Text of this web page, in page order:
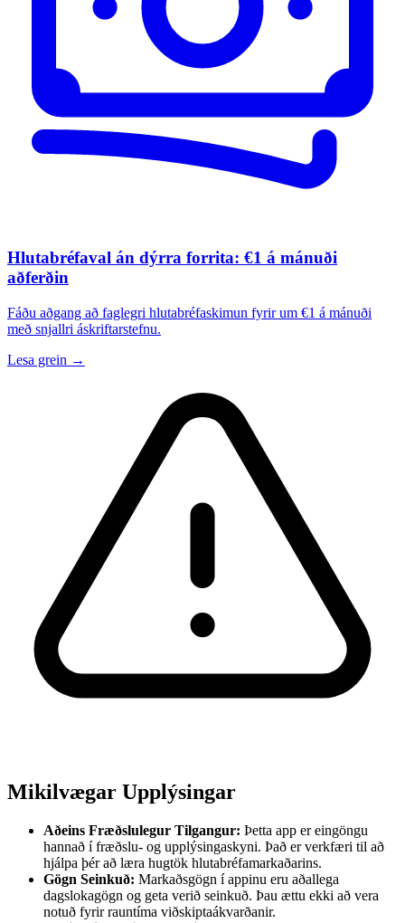
Hlutabréfaval án dýrra forrita: €1 á mánuði
aðferðin
Fáðu aðgang að faglegri hlutabréfaskimun fyrir um €1 á mánuði
með snjallri áskriftarstefnu.
Lesa grein →
Mikilvægar Upplýsingar
Aðeins Fræðslulegur Tilgangur: Þetta app er eingöngu
hannað í fræðslu- og upplýsingaskyni. Það er verkfæri til að
hjálpa þér að læra hugtök hlutabréfamarkaðarins.
Gögn Seinkuð: Markaðsgögn í appinu eru aðallega
dagslokagögn og geta verið seinkuð. Þau ættu ekki að vera
notuð fyrir rauntíma viðskiptaákvarðanir.